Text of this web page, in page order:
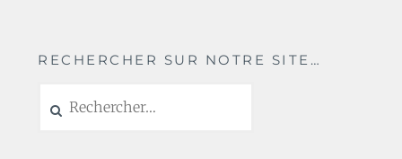
RECHERCHER SUR NOTRE SITE…